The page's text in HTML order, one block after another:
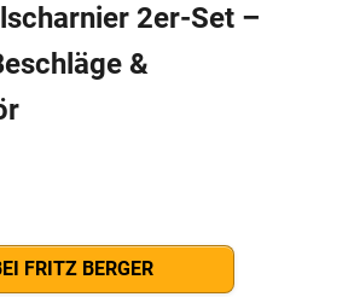
2er-Set –
&
FRITZ BERGER